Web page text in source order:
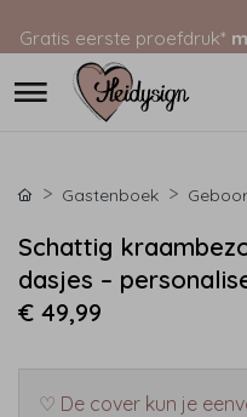
Gratis eerste proefdruk*
Gastenboek
Schattig
dasjes –
€ 49,99
♡ De cover kun je